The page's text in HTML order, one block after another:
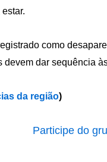
como
devem dar sequência
da região)